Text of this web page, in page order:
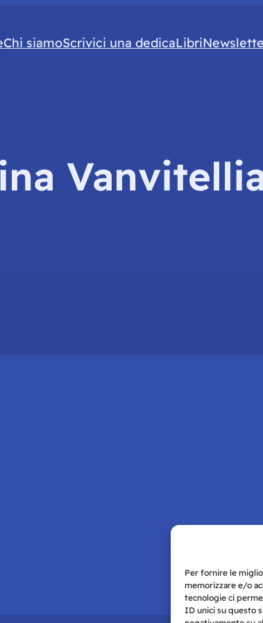
Per fornire le
memorizzare e/o
tecnologie ci
ID unici su questo
Chi siamoScrivici una dedicaLibri